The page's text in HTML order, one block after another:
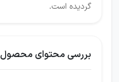
گردیده است.
بررسی محتوای محصول